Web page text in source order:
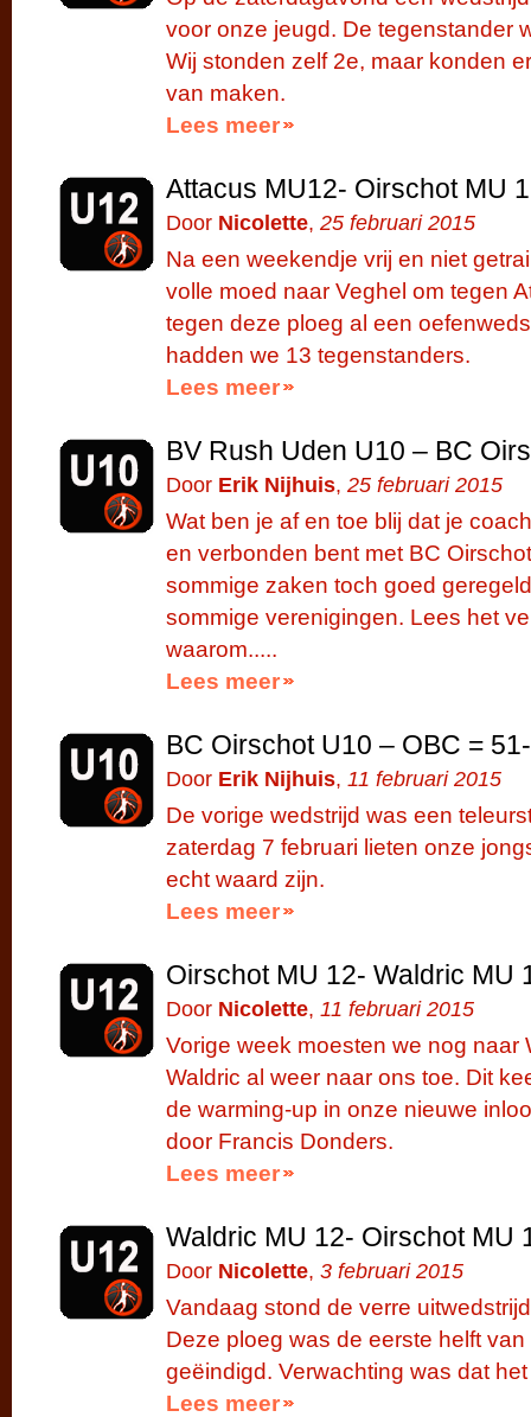
voor onze jeugd. De tegenstander
Wij stonden zelf 2e, maar konden
van maken.
Lees meer
Attacus MU12- Oirschot MU
Door Nicolette, 25 februari 2015
Na een weekendje vrij en niet
volle moed naar Veghel om tegen
tegen deze ploeg al een
hadden we 13 tegenstanders.
Lees meer
BV Rush Uden U10 – BC
Door Erik Nijhuis, 25 februari 2015
Wat ben je af en toe blij dat je
en verbonden bent met BC
sommige zaken toch goed
sommige verenigingen. Lees het
waarom.....
Lees meer
BC Oirschot U10 – OBC =
Door Erik Nijhuis, 11 februari 2015
De vorige wedstrijd was een
zaterdag 7 februari lieten onze
echt waard zijn.
Lees meer
Oirschot MU 12- Waldric MU
Door Nicolette, 11 februari 2015
Vorige week moesten we nog naar
Waldric al weer naar ons toe. Dit
de warming-up in onze nieuwe
door Francis Donders.
Lees meer
Waldric MU 12- Oirschot MU
Door Nicolette, 3 februari 2015
Vandaag stond de verre
Deze ploeg was de eerste helft
geëindigd. Verwachting was dat
Lees meer